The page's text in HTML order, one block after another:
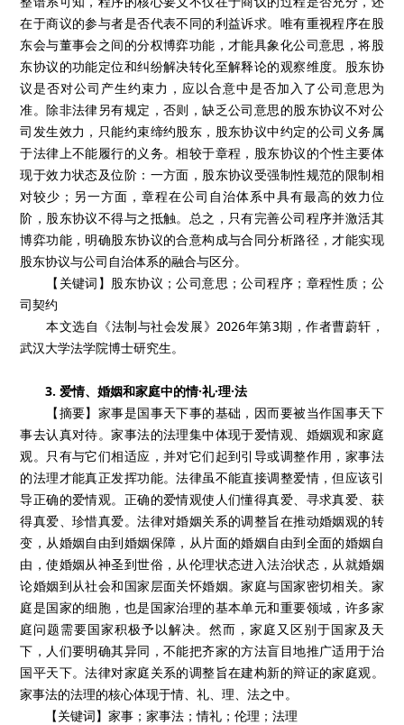
在于商议的参与者是否代表不同的利益诉求。唯有重视程序在股
东会与董事会之间的分权博弈功能，才能具象化公司意思，将股
东协议的功能定位和纠纷解决转化至解释论的观察维度。股东协
议是否对公司产生约束力，应以合意中是否加入了公司意思为
准。除非法律另有规定，否则，缺乏公司意思的股东协议不对公
司发生效力，只能约束缔约股东，股东协议中约定的公司义务属
于法律上不能履行的义务。相较于章程，股东协议的个性主要体
现于效力状态及位阶：一方面，股东协议受强制性规范的限制相
对较少；另一方面，章程在公司自治体系中具有最高的效力位
阶，股东协议不得与之抵触。总之，只有完善公司程序并激活其
博弈功能，明确股东协议的合意构成与合同分析路径，才能实现
股东协议与公司自治体系的融合与区分。
【关键词】股东协议；公司意思；公司程序；章程性质；公
司契约
本文选自《法制与社会发展》2026年第3期，作者曹蔚轩，
武汉大学法学院博士研究生。
3. 爱情、婚姻和家庭中的情·礼·理·法
【摘要】家事是国事天下事的基础，因而要被当作国事天下
事去认真对待。家事法的法理集中体现于爱情观、婚姻观和家庭
观。只有与它们相适应，并对它们起到引导或调整作用，家事法
的法理才能真正发挥功能。法律虽不能直接调整爱情，但应该引
导正确的爱情观。正确的爱情观使人们懂得真爱、寻求真爱、获
得真爱、珍惜真爱。法律对婚姻关系的调整旨在推动婚姻观的转
变，从婚姻自由到婚姻保障，从片面的婚姻自由到全面的婚姻自
由，使婚姻从神圣到世俗，从伦理状态进入法治状态，从就婚姻
论婚姻到从社会和国家层面关怀婚姻。家庭与国家密切相关。家
庭是国家的细胞，也是国家治理的基本单元和重要领域，许多家
庭问题需要国家积极予以解决。然而，家庭又区别于国家及天
下，人们要明确其异同，不能把齐家的方法盲目地推广适用于治
国平天下。法律对家庭关系的调整旨在建构新的辩证的家庭观。
家事法的法理的核心体现于情、礼、理、法之中。
【关键词】家事；家事法；情礼；伦理；法理